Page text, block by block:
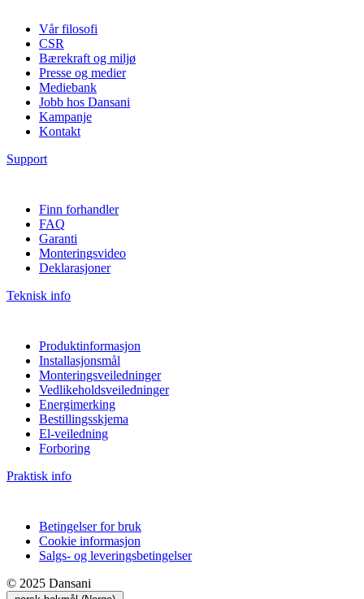
Vår filosofi
CSR
Bærekraft og miljø
Presse og medier
Mediebank
Jobb hos Dansani
Kampanje
Kontakt
Support
Finn forhandler
FAQ
Garanti
Monteringsvideo
Deklarasjoner
Teknisk info
Produktinformasjon
Installasjonsmål
Monteringsveiledninger
Vedlikeholdsveiledninger
Energimerking
Bestillingsskjema
El-veiledning
Forboring
Praktisk info
Betingelser for bruk
Cookie informasjon
Salgs- og leveringsbetingelser
© 2025 Dansani